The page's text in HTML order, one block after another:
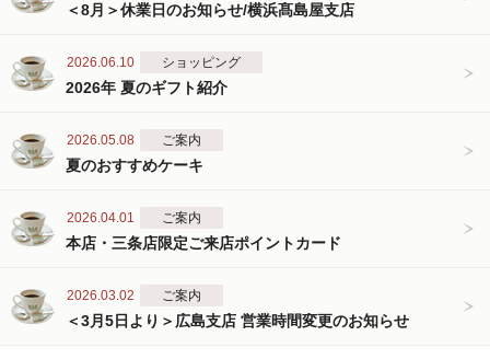
＜8月＞休業日のお知らせ/横浜髙島屋支店
2026.06.10 ショッピング
2026年 夏のギフト紹介
2026.05.08 ご案内
夏のおすすめケーキ
2026.04.01 ご案内
本店・三条店限定ご来店ポイントカード
2026.03.02 ご案内
＜3月5日より＞広島支店 営業時間変更のお知らせ